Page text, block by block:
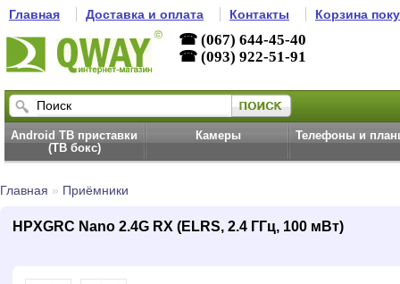
Главная Доставка и оплата Контакты Корзина
☎ (067) 644-45-40
☎ (093) 922-51-91
Android ТВ приставки
(ТВ бокс)
Камеры Телефоны и
Главная » Приёмники
HPXGRC Nano 2.4G RX (ELRS, 2.4 ГГц, 100 мВт)